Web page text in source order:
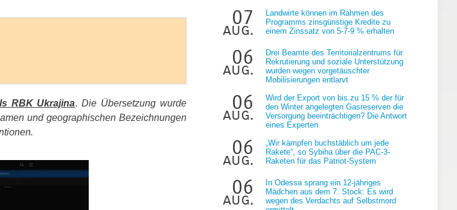
RBKUkrajina. Die Übersetzung wurde
und geographischen Bezeichnungen
07
aug.
Landwirte können im Rahmen des
Programms zinsgünstige Kredite zu
einem Zinssatz von 5-7-9 % erhalten
06
aug.
Drei Beamte des Territorialzentrums für
Rekrutierung und soziale Unterstützung
wurden wegen vorgetäuschter
Mobilisierungen entlarvt
06
aug.
Wird der Export von bis zu 15 % der für
den Winter angelegten Gasreserven die
Versorgung beeinträchtigen? Die Antwort
eines Experten
06
aug.
„Wir kämpfen buchstäblich um jede
Rakete“, so Sybiha über die PAC-3-
Raketen für das Patriot-System
06
aug.
In Odessa sprang ein 12-jähriges
Mädchen aus dem 7: Stock: Es wird
wegen des Verdachts auf Selbstmord